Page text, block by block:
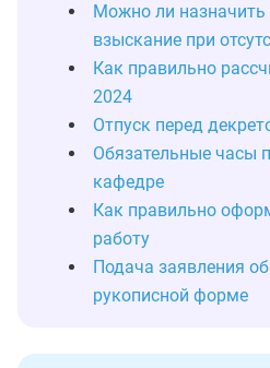
Можно ли назначить
взыскание при
Как правильно
2024
Отпуск перед
Обязательные часы
кафедре
Как правильно
работу
Подача заявления
рукописной форме